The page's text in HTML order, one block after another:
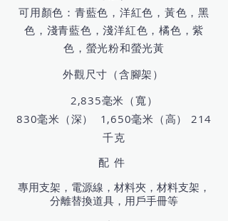
可用顏色：青藍色，洋紅色，黃色，黑
色，淺青藍色，淺洋紅色，橘色，紫
色，螢光粉和螢光黃
外觀尺寸（含腳架）
2,835毫米（寬）
830毫米（深） 1,650毫米（高） 214
千克
配件
專用支架，電源線，材料夾，材料支架，
分離替換道具，用戶手冊等